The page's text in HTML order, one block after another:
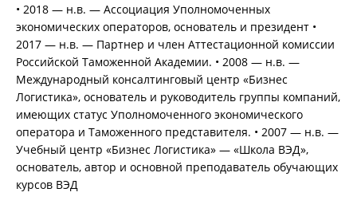
• 2018 — н.в. — Ассоциация Уполномоченных
экономических операторов, основатель и президент •
2017 — н.в. — Партнер и член Аттестационной комиссии
Российской Таможенной Академии. • 2008 — н.в. —
Международный консалтинговый центр «Бизнес
Логистика», основатель и руководитель группы компаний,
имеющих статус Уполномоченного экономического
оператора и Таможенного представителя. • 2007 — н.в. —
Учебный центр «Бизнес Логистика» — «Школа ВЭД»,
основатель, автор и основной преподаватель обучающих
курсов ВЭД